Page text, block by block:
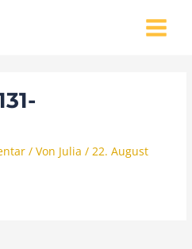
MENU
/ Von Julia/ 22. August